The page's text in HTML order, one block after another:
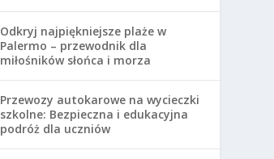
Odkryj najpiękniejsze plaże w
Palermo – przewodnik dla
miłośników słońca i morza
Przewozy autokarowe na wycieczki
szkolne: Bezpieczna i edukacyjna
podróż dla uczniów